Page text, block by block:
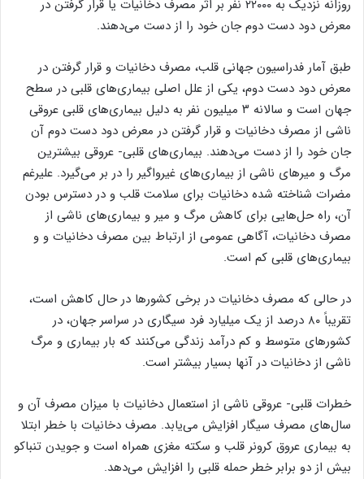
روزانه نزدیک به ۲۲۰۰۰ نفر بر اثر مصرف دخانیات یا قرار گرفتن در
معرض دود دست دوم جان خود را از دست می‌دهند.
طبق آمار فدراسیون جهانی قلب، مصرف دخانیات و قرار گرفتن در
معرض دود دست دوم، یکی از علل اصلی بیماری‌های قلبی در سطح
جهان است و سالانه ۳ میلیون نفر به دلیل بیماری‌های قلبی عروقی
ناشی از مصرف دخانیات و قرار گرفتن در معرض دود دست دوم آن
جان خود را از دست می‌دهند. بیماری‌های قلبی- عروقی بیشترین
مرگ و میرهای ناشی از بیماری‌های غیرواگیر را در بر می‌گیرد. علیرغم
مضرات شناخته شده دخانیات برای سلامت قلب و در دسترس بودن
آن، راه حل‌هایی برای کاهش مرگ و میر و بیماری‌های ناشی از
مصرف دخانیات، آگاهی عمومی از ارتباط بین مصرف دخانیات و و
بیماری‌های قلبی کم است.
در حالی که مصرف دخانیات در برخی کشورها در حال کاهش است،
تقریباً ۸۰ درصد از یک میلیارد فرد سیگاری در سراسر جهان، در
کشورهای متوسط ​​و کم درآمد زندگی می‌کنند که بار بیماری و مرگ
ناشی از دخانیات در آنها بسیار بیشتر است.
خطرات قلبی- عروقی ناشی از استعمال دخانیات با میزان مصرف آن و
سال‌های مصرف سیگار افزایش می‌یابد. مصرف دخانیات با خطر ابتلا
به بیماری عروق کرونر قلب و سکته مغزی همراه است و جویدن تنباکو
بیش از دو برابر خطر حمله قلبی را افزایش می‌دهد.